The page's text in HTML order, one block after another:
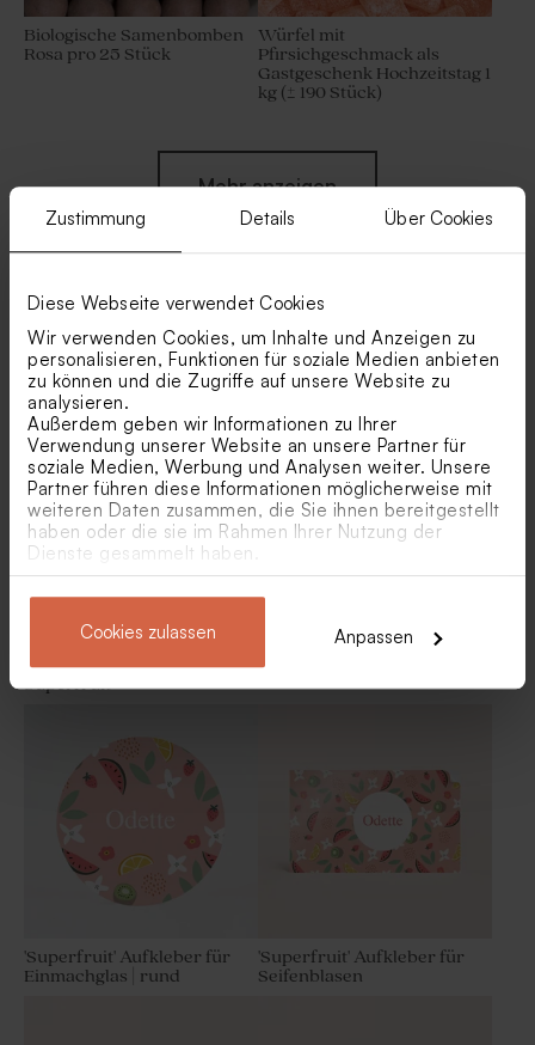
Zustimmung Details Über Cookies
Diese Webseite verwendet Cookies
Wir verwenden Cookies, um Inhalte und Anzeigen zu
personalisieren, Funktionen für soziale Medien anbieten
zu können und die Zugriffe auf unsere Website zu
analysieren.
Außerdem geben wir Informationen zu Ihrer
Verwendung unserer Website an unsere Partner für
soziale Medien, Werbung und Analysen weiter. Unsere
Partner führen diese Informationen möglicherweise mit
weiteren Daten zusammen, die Sie ihnen bereitgestellt
haben oder die sie im Rahmen Ihrer Nutzung der
Dienste gesammelt haben.
Cookies zulassen Anpassen
Biologische Samenbomben
Rosa pro 25 Stück
Würfel mit
Pfirsichgeschmack als
Gastgeschenk Hochzeitstag 1
kg (± 190 Stück)
Rosafarbene
Schokoladendragees als
Gastgeschenk zur Party 1 kg
(± 240 Stück)
Rosafarbene Schokolinsen
als Gastgeschenk
Kindergeburtstag 1 kg (± 1120
Stück)
Gastgeschenk zur
Geburtstagsparty (30 Stück)
Mehr anzeigen
Ähnliche Produkte
Bügelverschlussflasche |
Superfruit
'Superfruit' Aufkleber für
Metalldose | rund
'Superfruit' Aufkleber für
Einmachglas | rund
'Superfruit' Aufkleber für
Seifenblasen